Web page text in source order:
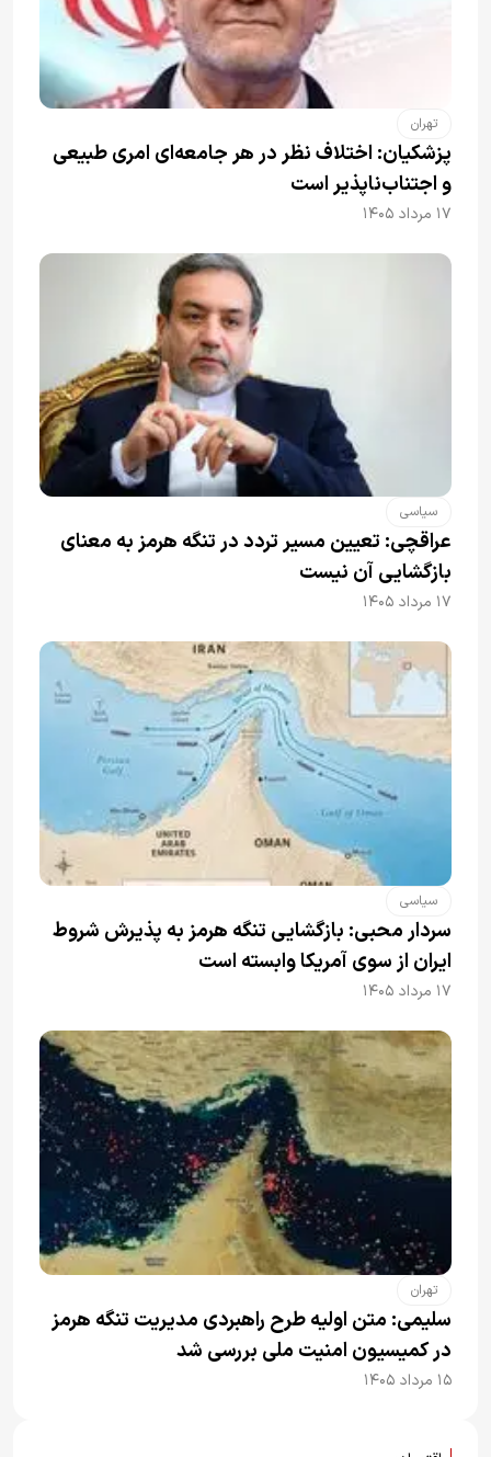
تهران
پزشکیان: اختلاف نظر در هر جامعه‌ای امری طبیعی
و اجتناب‌ناپذیر است
۱۷ مرداد ۱۴۰۵
سیاسی
عراقچی: تعیین مسیر تردد در تنگه هرمز به معنای
بازگشایی آن نیست
۱۷ مرداد ۱۴۰۵
سیاسی
سردار محبی: بازگشایی تنگه هرمز به پذیرش شروط
ایران از سوی آمریکا وابسته است
۱۷ مرداد ۱۴۰۵
تهران
سلیمی: متن اولیه طرح راهبردی مدیریت تنگه هرمز
در کمیسیون امنیت ملی بررسی شد
۱۵ مرداد ۱۴۰۵